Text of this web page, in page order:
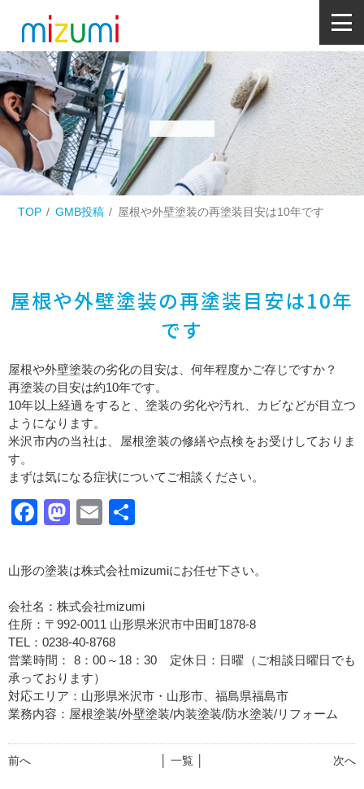
TOP GMB投稿 屋根や外壁塗装の再塗装目安は10年です
屋根や外壁塗装の再塗装目安は10年
です
屋根や外壁塗装の劣化の目安は、何年程度かご存じですか？
再塗装の目安は約10年です。
10年以上経過をすると、塗装の劣化や汚れ、カビなどが目立つ
ようになります。
米沢市内の当社は、屋根塗装の修繕や点検をお受けしておりま
す。
まずは気になる症状についてご相談ください。
Facebook
Mastodon
Email
山形の塗装は株式会社mizumiにお任せ下さい。
会社名：株式会社mizumi
住所：〒992-0011 山形県米沢市中田町1878-8
TEL：0238-40-8768
営業時間： 8：00～18：30 定休日：日曜（ご相談日曜日でも
承っております）
対応エリア：山形県米沢市・山形市、福島県福島市
業務内容：屋根塗装/外壁塗装/内装塗装/防水塗装/リフォーム
前へ 次へ
│ 一覧 │